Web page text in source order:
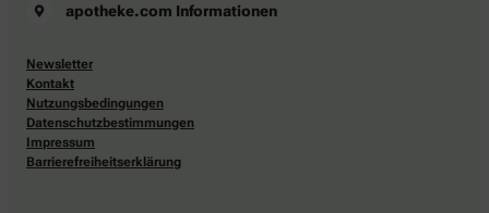
apotheke.com Informationen
Newsletter
Kontakt
Nutzungsbedingungen
Datenschutzbestimmungen
Impressum
Barrierefreiheitserklärung